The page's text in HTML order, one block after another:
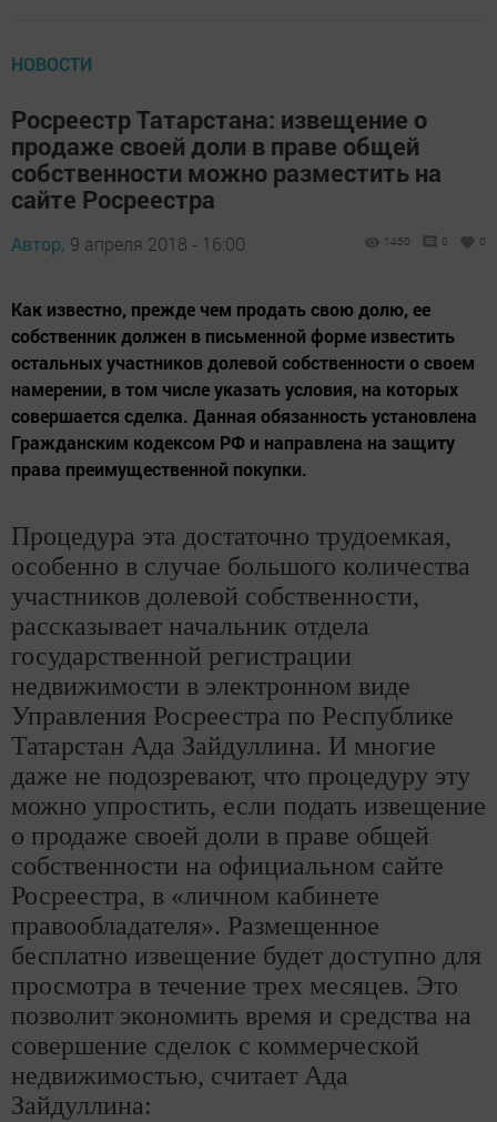
НОВОСТИ
Росреестр Татарстана: извещение о
продаже своей доли в праве общей
собственности можно разместить на
сайте Росреестра
Автор, 9 апреля 2018 - 16:00 1450 0 0
​​​​​​​Как известно, прежде чем продать свою долю, ее
собственник должен в письменной форме известить
остальных участников долевой собственности о своем
намерении, в том числе указать условия, на которых
совершается сделка. Данная обязанность установлена
Гражданским кодексом РФ и направлена на защиту
права преимущественной покупки.
Процедура эта достаточно трудоемкая,
особенно в случае большого количества
участников долевой собственности,
рассказывает начальник отдела
государственной регистрации
недвижимости в электронном виде
Управления Росреестра по Республике
Татарстан Ада Зайдуллина. И многие
даже не подозревают, что процедуру эту
можно упростить, если подать извещение
о продаже своей доли в праве общей
собственности на официальном сайте
Росреестра, в «личном кабинете
правообладателя». Размещенное
бесплатно извещение будет доступно для
просмотра в течение трех месяцев. Это
позволит экономить время и средства на
совершение сделок с коммерческой
недвижимостью, считает Ада
Зайдуллина: